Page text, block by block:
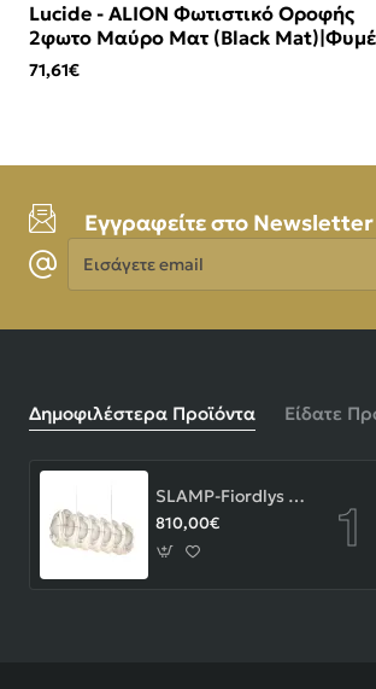
Lucide - ALION Φωτιστικό Οροφής
2φωτο Μαύρο Ματ (Black Mat)|Φυμέ
(Smoke)
71,61€
Εγγραφείτε στο
Εισάγετε
email
Δημοφιλέστερα Προϊόντα Είδατε
SLAMP-Fiordlys Linear Φωτιστικό Κρεμαστό 90x26x33cm White ΚΩΔ.-FRDSXXLWHT01T00LINEU
810,00€